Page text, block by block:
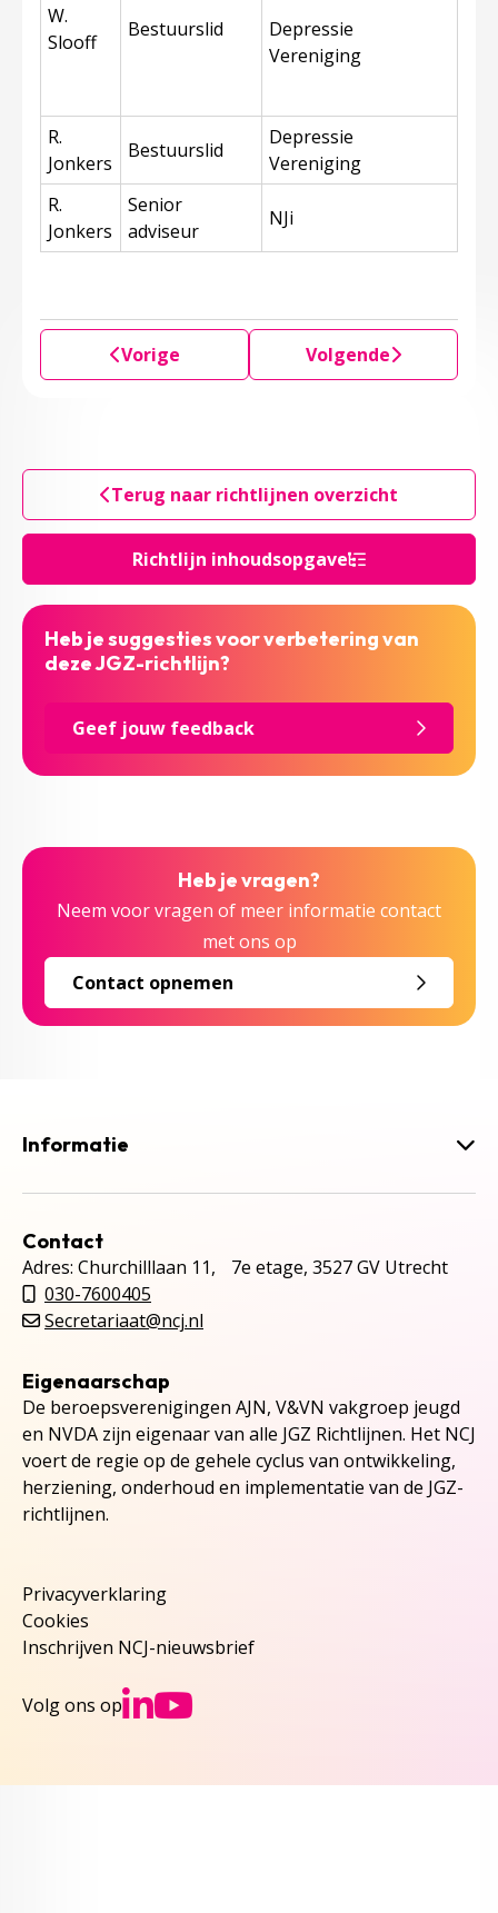
Richtlijn inhoudsopgave
W.
Slooff
Bestuurslid
Depressie
Vereniging
R.
Jonkers
Bestuurslid
Depressie
Vereniging
R.
Jonkers
Senior
adviseur
NJi
Vorige Volgende
Terug naar richtlijnen overzicht
Heb je suggesties voor verbetering van
deze JGZ-richtlijn?
Geef jouw feedback
Heb je vragen?
Neem voor vragen of meer informatie contact
met ons op
Contact opnemen
Informatie
Contact
Adres: Churchilllaan 11, 7e etage, 3527 GV Utrecht
030-7600405
Secretariaat@ncj.nl
Eigenaarschap
De beroepsverenigingen AJN, V&VN vakgroep jeugd
en NVDA zijn eigenaar van alle JGZ Richtlijnen. Het NCJ
voert de regie op de gehele cyclus van ontwikkeling,
herziening, onderhoud en implementatie van de JGZ-
richtlijnen.
Privacyverklaring
Cookies
Inschrijven NCJ-nieuwsbrief
Volg ons op Ga naar NCJs